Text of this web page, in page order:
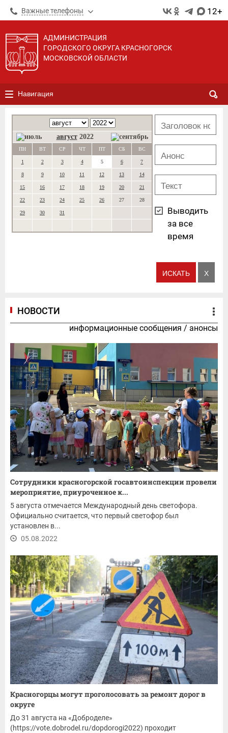
Важные телефоны 12+
АДМИНИСТРАЦИЯ
ГОРОДСКОГО ОКРУГА КРАСНОГОРСК
МОСКОВСКОЙ ОБЛАСТИ
Навигация
август 2022
ПН ВТ СР ЧТ ПТ СБ ВС
1 2 3 4 5 6 7
8 9 10 11 12 13 14
15 16 17 18 19 20 21
22 23 24 25 26 27 28
29 30 31
Выводить
за все
время
НОВОСТИ
информационные сообщения / анонсы
Сотрудники красногорской госавтоинспекции провели
мероприятие, приуроченное к...
5 августа отмечается Международный день светофора.
Официально считается, что первый светофор был
установлен в...
05.08.2022
Красногорцы могут проголосовать за ремонт дорог в
округе
До 31 августа на «Доброделе»
(https://vote.dobrodel.ru/dopdorogi2022) проходит